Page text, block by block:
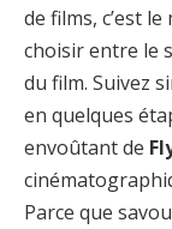
de films, c’est
choisir entre le
du film. Suivez
en quelques
envoûtant de
Parce que